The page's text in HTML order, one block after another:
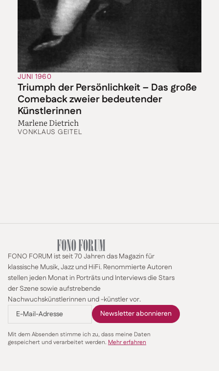
JUNI 1960
Triumph der Persönlichkeit – Das große
Comeback zweier bedeutender
Künstlerinnen
Marlene Dietrich
VONKLAUS GEITEL
FONO FORUM ist seit 70 Jahren das Magazin für
klassische Musik, Jazz und HiFi. Renommierte Autoren
stellen jeden Monat in Porträts und Interviews die Stars
der Szene sowie aufstrebende
Nachwuchskünstlerinnen und -künstler vor.
Mit dem Absenden stimme ich zu, dass meine Daten
gespeichert und verarbeitet werden. Mehr erfahren